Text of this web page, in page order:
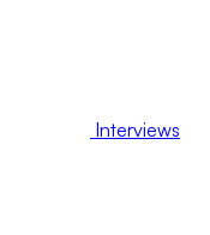
Interviews